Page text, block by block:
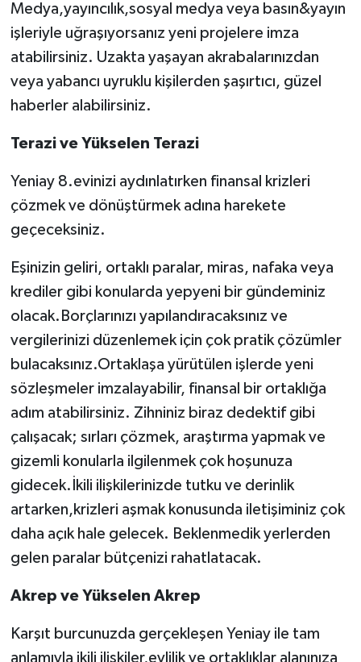
Medya,yayıncılık,sosyal medya veya basın&yayın
işleriyle uğraşıyorsanız yeni projelere imza
atabilirsiniz. Uzakta yaşayan akrabalarınızdan
veya yabancı uyruklu kişilerden şaşırtıcı, güzel
haberler alabilirsiniz.
Terazi ve Yükselen Terazi
Yeniay 8.evinizi aydınlatırken finansal krizleri
çözmek ve dönüştürmek adına harekete
geçeceksiniz.
Eşinizin geliri, ortaklı paralar, miras, nafaka veya
krediler gibi konularda yepyeni bir gündeminiz
olacak.Borçlarınızı yapılandıracaksınız ve
vergilerinizi düzenlemek için çok pratik çözümler
bulacaksınız.Ortaklaşa yürütülen işlerde yeni
sözleşmeler imzalayabilir, finansal bir ortaklığa
adım atabilirsiniz. Zihniniz biraz dedektif gibi
çalışacak; sırları çözmek, araştırma yapmak ve
gizemli konularla ilgilenmek çok hoşunuza
gidecek.İkili ilişkilerinizde tutku ve derinlik
artarken,krizleri aşmak konusunda iletişiminiz çok
daha açık hale gelecek. Beklenmedik yerlerden
gelen paralar bütçenizi rahatlatacak.
Akrep ve Yükselen Akrep
Karşıt burcunuzda gerçekleşen Yeniay ile tam
anlamıyla ikili ilişkiler,evlilik ve ortaklıklar alanınıza